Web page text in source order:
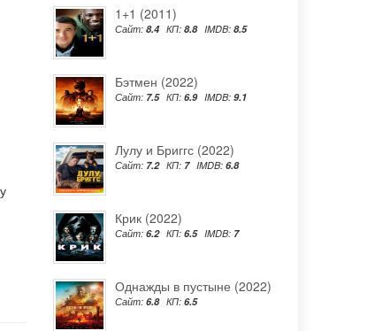
1+1 (2011)
Сайт: 8.4 КП: 8.8 IMDB: 8.5
Бэтмен (2022)
Сайт: 7.5 КП: 6.9 IMDB: 9.1
Лулу и Бриггс (2022)
Сайт: 7.2 КП: 7 IMDB: 6.8
Крик (2022)
Сайт: 6.2 КП: 6.5 IMDB: 7
Однажды в пустыне (2022)
Сайт: 6.8 КП: 6.5